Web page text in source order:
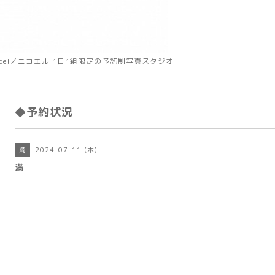
／ニコエル 1日1組限定の予約制写真スタジオ
◆予約状況
満 2024-07-11 (木)
満